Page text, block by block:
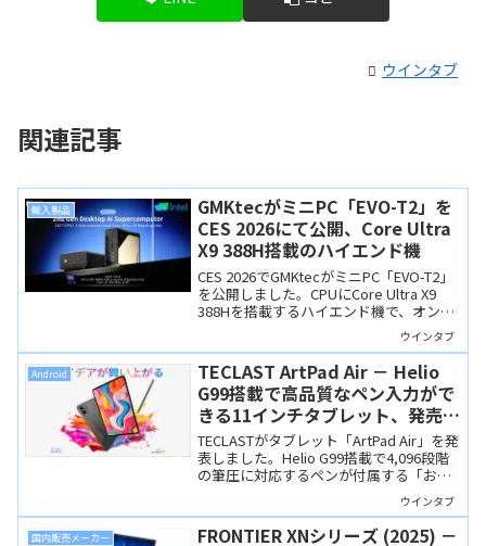
ウインタブ
関連記事
輸入製品
GMKtecがミニPC「EVO-T2」を
CES 2026にて公開、Core Ultra
X9 388H搭載のハイエンド機
CES 2026でGMKtecがミニPC「EVO-T2」
を公開しました。CPUにCore Ultra X9
388Hを搭載するハイエンド機で、オンデ
バイスAIやPCゲームなど幅広い領域で活
躍できそうな製品です。2026年第1四半期
に発売される予定。
ウインタブ
Android
TECLAST ArtPad Air － Helio
G99搭載で高品質なペン入力がで
きる11インチタブレット、発売記
念セールで21,900円！
TECLASTがタブレット「ArtPad Air」を発
表しました。Helio G99搭載で4,096段階
の筆圧に対応するペンが付属する「お書
かきタブレット」です。10月20日から発
ウインタブ
国内販売メーカー
FRONTIER XNシリーズ (2025) －